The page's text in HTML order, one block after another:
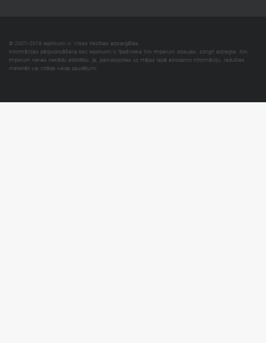
© 2007–2018 Iepirkumi.lv. Visas tiesības aizsargātas.
Informācijas pārpublicēšana bez iepirkumi.lv īpašnieka SIA Imperum atļaujas, stingri aizliegta. SIA
Imperum nenes nekādu atbildību, ja, pamatojoties uz mājas lapā atrodamo informāciju, radušies
materiāli vai citāda veida zaudējumi.